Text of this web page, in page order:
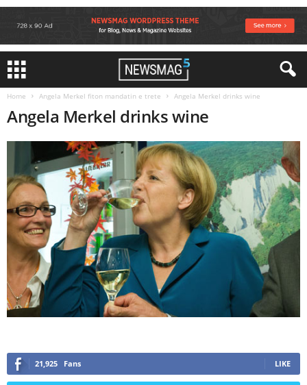
Home Angela Merkel fiton mandatin e trete Angela Merkel drinks wine
Angela Merkel drinks wine
21,925 Fans LIKE